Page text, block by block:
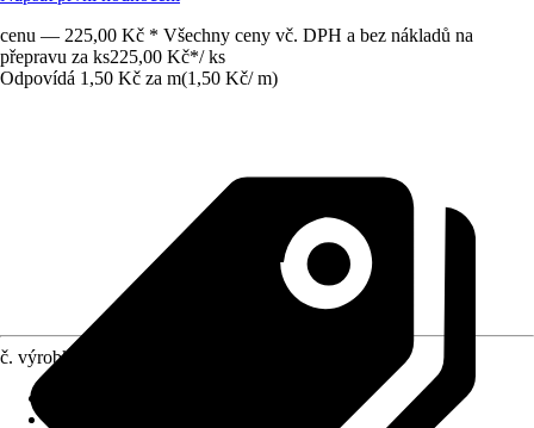
cenu — 225,00 Kč * Všechny ceny vč. DPH a bez nákladů na
přepravu za ks225,00 Kč*/ ks
Odpovídá 1,50 Kč za m(1,50 Kč/ m)
č. výrobku